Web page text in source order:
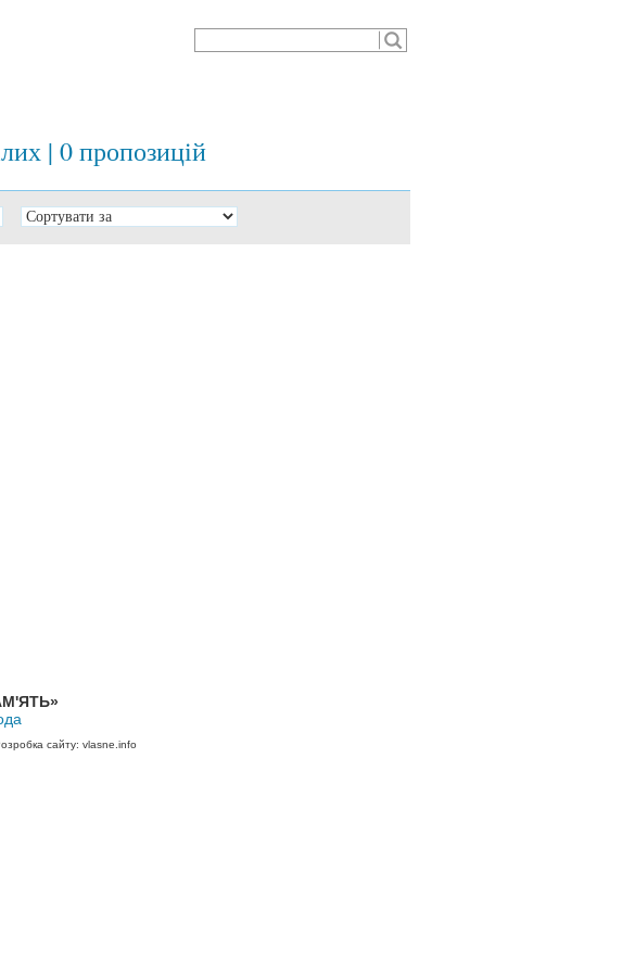
| 0 пропозицій
сайту: vlasne.info